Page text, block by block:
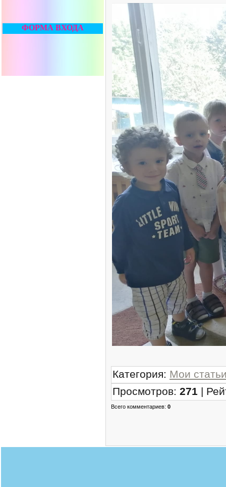
ФОРМА ВХОДА
Категория: Мои
Просмотров: 271 |
Всего комментариев: 0